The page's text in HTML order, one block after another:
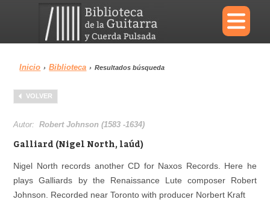
×
Menu
Biblioteca
Área personal Reproductor
Inicio › Biblioteca › Resultados búsqueda
VOLVER
Autor:Robert Johnson (1583 -1634)
Galliard (Nigel North, laúd)
Nigel North records another CD for Naxos Records. Here he
plays Galliards by the Renaissance Lute composer Robert
Johnson. Recorded near Toronto with producer Norbert Kraft